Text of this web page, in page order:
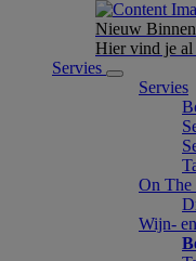
Nieuw Binnen
Hier vind je al
Servies
Servies
On The
Wijn-